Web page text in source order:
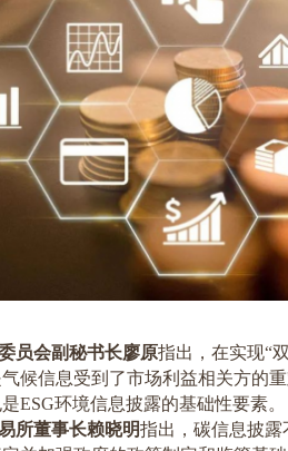
员会副秘书长廖原指出，在实现“
候信息受到了市场利益相关方的
ESG环境信息披露的基础性要素。
所董事长赖晓明指出，碳信息披